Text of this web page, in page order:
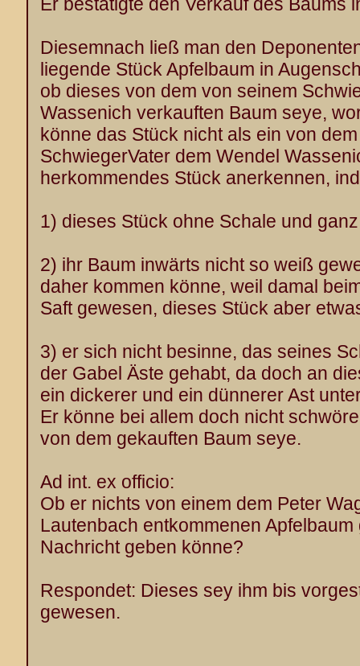
Diesemnach ließ man den
liegende Stück Apfelbaum in
ob dieses von dem von seinem
Wassenich verkauften Baum seye,
könne das Stück nicht als ein von
SchwiegerVater dem Wendel
herkommendes Stück anerkennen,
1) dieses Stück ohne Schale und
2) ihr Baum inwärts nicht so weiß
daher kommen könne, weil damal
Saft gewesen, dieses Stück aber
3) er sich nicht besinne, das seines
der Gabel Äste gehabt, da doch an
ein dickerer und ein dünnerer Ast
Er könne bei allem doch nicht
von dem gekauften Baum seye.
Ad int. ex officio:
Ob er nichts von einem dem Peter
Lautenbach entkommenen
Nachricht geben könne?
Respondet: Dieses sey ihm bis
gewesen.